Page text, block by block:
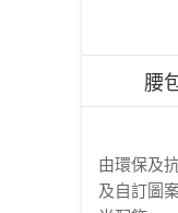
腰
由環保及
及自訂圖